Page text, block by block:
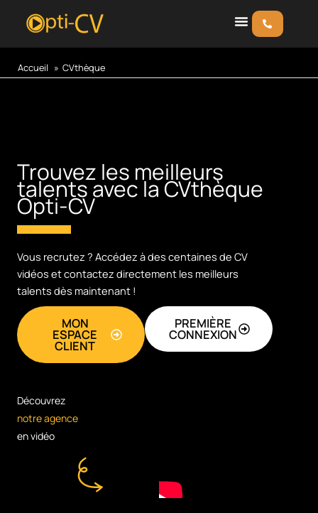
Accueil CVthèque
Trouvez les meilleurs
talents avec la ​CVthèque
Opti-CV
Vous recrutez ? Accédez à des centaines de CV
vidéos et contactez ​directement les meilleurs
talents dès maintenant !
MON
ESPACE
CLIENT
PREMIÈRE
CONNEXION
Découvrez
notre agence
en vidéo